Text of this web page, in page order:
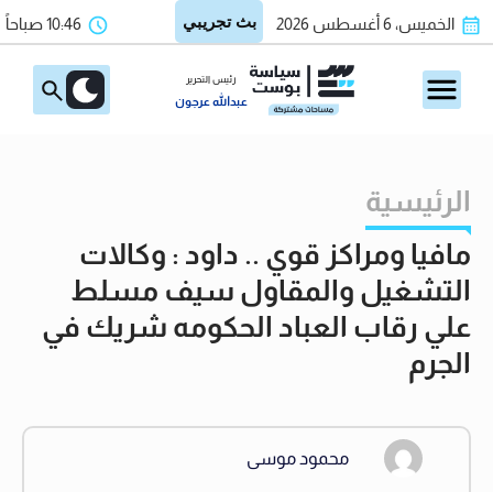
الخميس، 6 أغسطس 2026 10:46 صباحاً
رئيس التحرير
عبدالله عرجون
الرئيسية
مافيا ومراكز قوي .. داود : وكالات
التشغيل والمقاول سيف مسلط
علي رقاب العباد الحكومه شريك في
الجرم
محمود موسى